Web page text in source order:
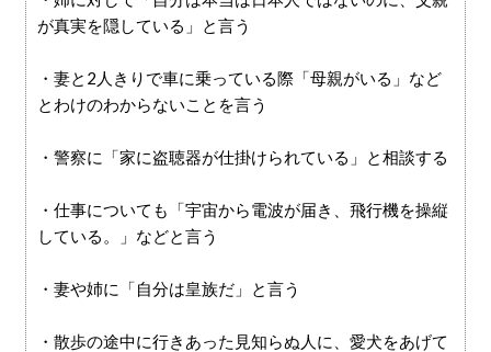
が真実を隠している」と言う
・妻と2人きりで車に乗っている際「母親がいる」など
とわけのわからないことを言う
・警察に「家に盗聴器が仕掛けられている」と相談する
・仕事についても「宇宙から電波が届き、飛行機を操縦
している。」などと言う
・妻や姉に「自分は皇族だ」と言う
・散歩の途中に行きあった見知らぬ人に、愛犬をあげて